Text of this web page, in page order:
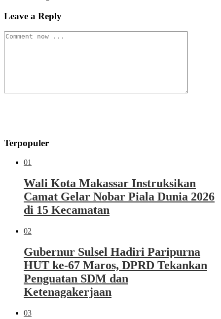
Leave a Reply
Terpopuler
01
Wali Kota Makassar Instruksikan
Camat Gelar Nobar Piala Dunia 2026
di 15 Kecamatan
02
Gubernur Sulsel Hadiri Paripurna
HUT ke-67 Maros, DPRD Tekankan
Penguatan SDM dan
Ketenagakerjaan
03